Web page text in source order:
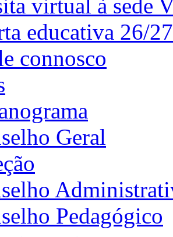
educativa 26/27
connosco
Geral
Pedagógico